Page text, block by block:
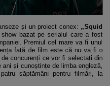
și un proiect conex: „Squid
bazat pe serialul care a fost
Premiul cel mare va fi unul
față de film este că nu va fi o
concurenți ce vor fi selectați din
și cunoștințe de limba engleză,
săptămâni pentru filmări, la